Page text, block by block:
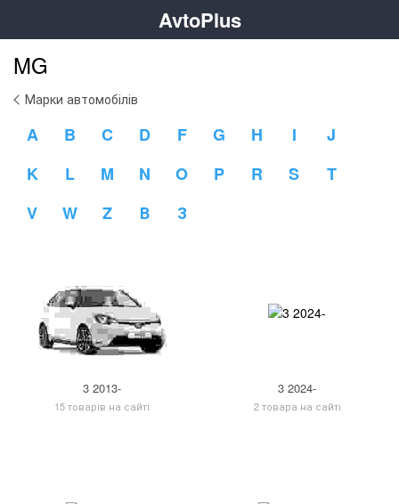
AvtoPlus
MG
Марки автомобілів
A B C D F G H I
J
K
L M N O P R S
T
V
W Z В З
3 2013-
15 товарів на сайті
3 2024-
2 товара на сайті